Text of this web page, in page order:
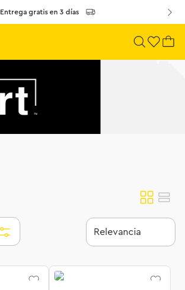
Entrega gratis en 3 días
Relevancia